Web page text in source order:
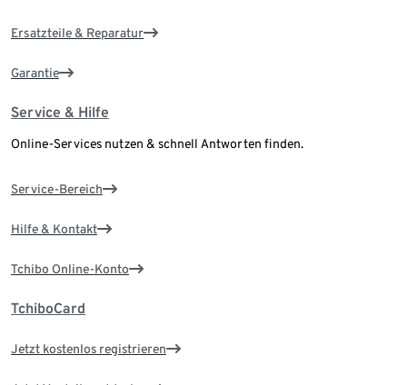
Ersatzteile & Reparatur
Garantie
Service & Hilfe
Online-Services nutzen & schnell Antworten finden.
Service-Bereich
Hilfe & Kontakt
Tchibo Online-Konto
TchiboCard
Jetzt kostenlos registrieren